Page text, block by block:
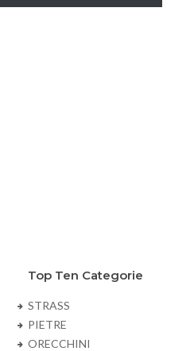
Top Ten Categorie
STRASS
PIETRE
ORECCHINI